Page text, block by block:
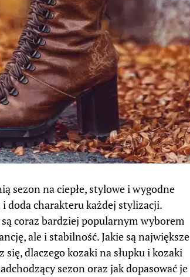
sezon na ciepłe, stylowe i wygodne
doda charakteru każdej stylizacji.
coraz bardziej popularnym wyborem
ale i stabilność. Jakie są największe
dlaczego kozaki na słupku i kozaki
sezon oraz jak dopasować je